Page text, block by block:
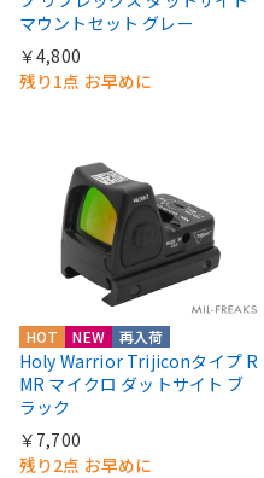
マウントセット グレー
￥4,800
残り1点 お早めに
HOT NEW 再入荷
Holy Warrior Trijiconタイプ R
MR マイクロ ダットサイト ブ
ラック
￥7,700
残り2点 お早めに